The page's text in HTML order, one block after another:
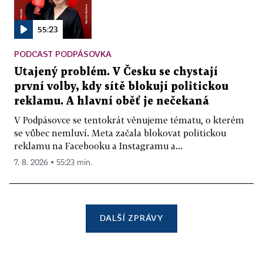
55:23
PODCAST PODPÁSOVKA
Utajený problém. V Česku se chystají
první volby, kdy sítě blokují politickou
reklamu. A hlavní oběť je nečekaná
V Podpásovce se tentokrát věnujeme tématu, o kterém
se vůbec nemluví. Meta začala blokovat politickou
reklamu na Facebooku a Instagramu a...
7. 8. 2026 ▪ 55:23 min.
DALŠÍ ZPRÁVY